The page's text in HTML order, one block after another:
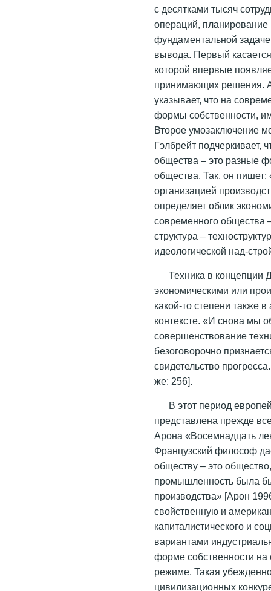
с десятками тысяч
операций, планирование
фундаментальной
вывода. Первый
которой впервые
принимающих решения.
указывает, что на
формы собственности,
Второе умозаключение
Гэлбрейт подчеркивает,
общества – это разные
общества. Так, он пишет:
организацией
определяет облик
современного общества
структура –
идеологической над-
Техника в концепции
экономическими или
какой-то степени также
контексте. «И снова мы
совершенствование
безоговорочно
свидетельство
же: 256].
В этот период
представлена прежде
Арона «Восемнадцать
Французский философ
обществу – это
промышленность была
производства» [Арон
свойственную и
капиталистического и
вариантами
форме собственности на
режиме. Такая
цивилизационных